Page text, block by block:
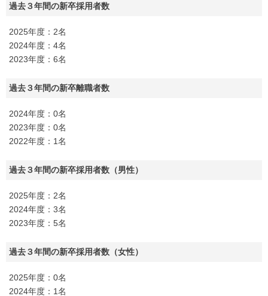
過去３年間の新卒採用者数
2025年度：2名
2024年度：4名
2023年度：6名
過去３年間の新卒離職者数
2024年度：0名
2023年度：0名
2022年度：1名
過去３年間の新卒採用者数（男性）
2025年度：2名
2024年度：3名
2023年度：5名
過去３年間の新卒採用者数（女性）
2025年度：0名
2024年度：1名